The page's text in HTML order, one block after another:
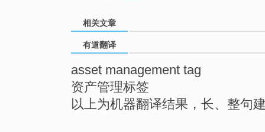
相关文章
有道翻译
asset management tag
资产管理标签
以上为机器翻译结果，长、整句